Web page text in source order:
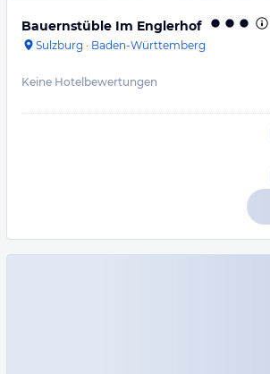
Bauernstüble Im Englerhof
Sulzburg · Baden-Württemberg
Keine Hotelbewertungen